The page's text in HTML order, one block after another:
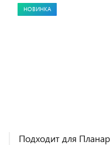
НОВИНКА
Подходит для